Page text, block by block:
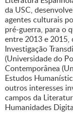
da USC,
agentes culturais
pré-guerra, para o
entre 2013 e 2015,
Investigação
(Universidade do
Contemporânea
Estudos
outros interesses
campos da
Humanidades